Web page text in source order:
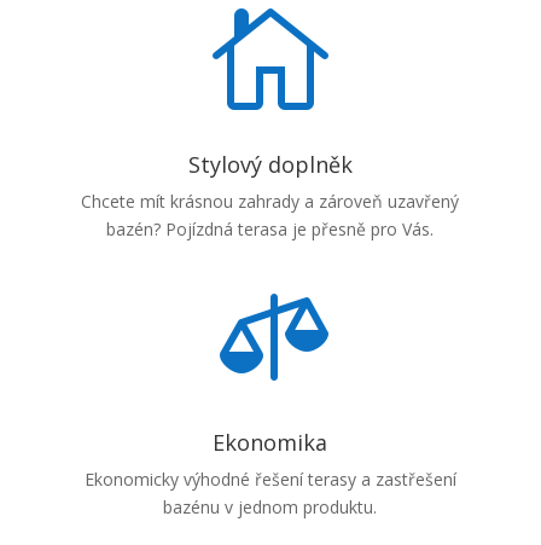

Stylový doplněk
Chcete mít krásnou zahrady a zároveň uzavřený
bazén? Pojízdná terasa je přesně pro Vás.

Ekonomika
Ekonomicky výhodné řešení terasy a zastřešení
bazénu v jednom produktu.